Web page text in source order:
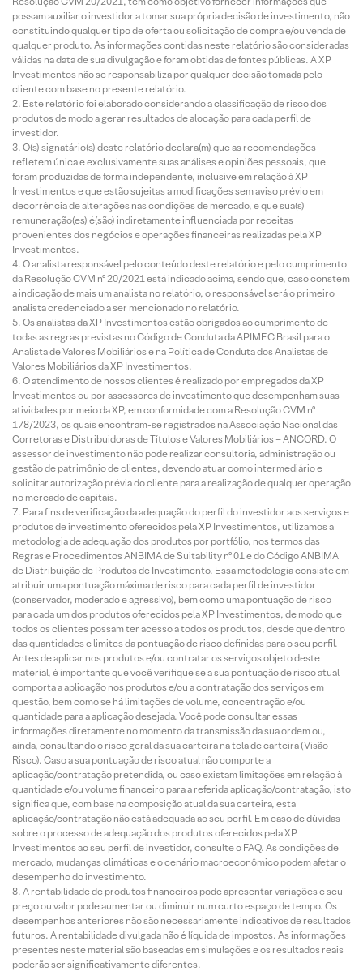
possam auxiliar o investidor a tomar sua própria decisão de investimento, não
constituindo qualquer tipo de oferta ou solicitação de compra e/ou venda de
qualquer produto. As informações contidas neste relatório são consideradas
válidas na data de sua divulgação e foram obtidas de fontes públicas. A XP
Investimentos não se responsabiliza por qualquer decisão tomada pelo
cliente com base no presente relatório.
Este relatório foi elaborado considerando a classificação de risco dos
produtos de modo a gerar resultados de alocação para cada perfil de
investidor.
O(s) signatário(s) deste relatório declara(m) que as recomendações
refletem única e exclusivamente suas análises e opiniões pessoais, que
foram produzidas de forma independente, inclusive em relação à XP
Investimentos e que estão sujeitas a modificações sem aviso prévio em
decorrência de alterações nas condições de mercado, e que sua(s)
remuneração(es) é(são) indiretamente influenciada por receitas
provenientes dos negócios e operações financeiras realizadas pela XP
Investimentos.
O analista responsável pelo conteúdo deste relatório e pelo cumprimento
da Resolução CVM nº 20/2021 está indicado acima, sendo que, caso constem
a indicação de mais um analista no relatório, o responsável será o primeiro
analista credenciado a ser mencionado no relatório.
Os analistas da XP Investimentos estão obrigados ao cumprimento de
todas as regras previstas no Código de Conduta da APIMEC Brasil para o
Analista de Valores Mobiliários e na Política de Conduta dos Analistas de
Valores Mobiliários da XP Investimentos.
O atendimento de nossos clientes é realizado por empregados da XP
Investimentos ou por assessores de investimento que desempenham suas
atividades por meio da XP, em conformidade com a Resolução CVM nº
178/2023, os quais encontram-se registrados na Associação Nacional das
Corretoras e Distribuidoras de Títulos e Valores Mobiliários – ANCORD. O
assessor de investimento não pode realizar consultoria, administração ou
gestão de patrimônio de clientes, devendo atuar como intermediário e
solicitar autorização prévia do cliente para a realização de qualquer operação
no mercado de capitais.
Para fins de verificação da adequação do perfil do investidor aos serviços e
produtos de investimento oferecidos pela XP Investimentos, utilizamos a
metodologia de adequação dos produtos por portfólio, nos termos das
Regras e Procedimentos ANBIMA de Suitability nº 01 e do Código ANBIMA
de Distribuição de Produtos de Investimento. Essa metodologia consiste em
atribuir uma pontuação máxima de risco para cada perfil de investidor
(conservador, moderado e agressivo), bem como uma pontuação de risco
para cada um dos produtos oferecidos pela XP Investimentos, de modo que
todos os clientes possam ter acesso a todos os produtos, desde que dentro
das quantidades e limites da pontuação de risco definidas para o seu perfil.
Antes de aplicar nos produtos e/ou contratar os serviços objeto deste
material, é importante que você verifique se a sua pontuação de risco atual
comporta a aplicação nos produtos e/ou a contratação dos serviços em
questão, bem como se há limitações de volume, concentração e/ou
quantidade para a aplicação desejada. Você pode consultar essas
informações diretamente no momento da transmissão da sua ordem ou,
ainda, consultando o risco geral da sua carteira na tela de carteira (Visão
Risco). Caso a sua pontuação de risco atual não comporte a
aplicação/contratação pretendida, ou caso existam limitações em relação à
quantidade e/ou volume financeiro para a referida aplicação/contratação, isto
significa que, com base na composição atual da sua carteira, esta
aplicação/contratação não está adequada ao seu perfil. Em caso de dúvidas
sobre o processo de adequação dos produtos oferecidos pela XP
Investimentos ao seu perfil de investidor, consulte o FAQ. As condições de
mercado, mudanças climáticas e o cenário macroeconômico podem afetar o
desempenho do investimento.
A rentabilidade de produtos financeiros pode apresentar variações e seu
preço ou valor pode aumentar ou diminuir num curto espaço de tempo. Os
desempenhos anteriores não são necessariamente indicativos de resultados
futuros. A rentabilidade divulgada não é líquida de impostos. As informações
presentes neste material são baseadas em simulações e os resultados reais
poderão ser significativamente diferentes.